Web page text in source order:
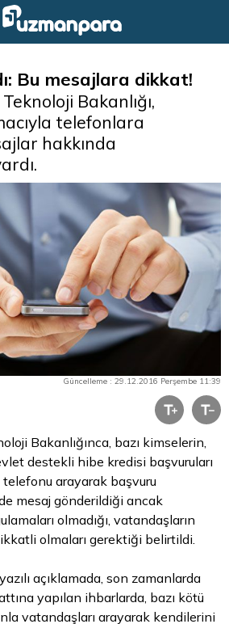
Bu mesajlara dikkat!
Bakanlığı,
telefonlara
hakkında
Güncelleme : 29.12.2016 Perşembe 11:39
Bakanlığınca, bazı kimselerin,
destekli hibe kredisi başvuruları
telefonu arayarak başvuru
mesaj gönderildiği ancak
olmadığı, vatandaşların
olmaları gerektiği belirtildi.
açıklamada, son zamanlarda
yapılan ihbarlarda, bazı kötü
vatandaşları arayarak kendilerini